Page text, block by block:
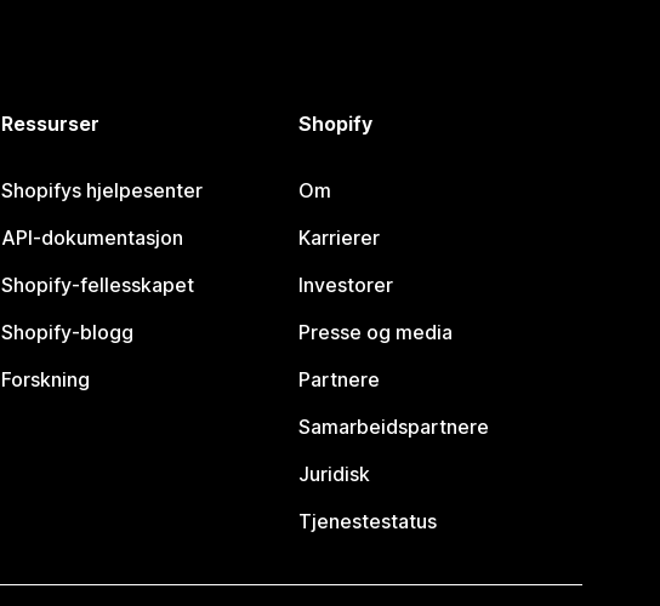
Ressurser
Shopifys hjelpesenter
API-dokumentasjon
Shopify-fellesskapet
Shopify-blogg
Forskning
Shopify
Om
Karrierer
Investorer
Presse og media
Partnere
Samarbeidspartnere
Juridisk
Tjenestestatus